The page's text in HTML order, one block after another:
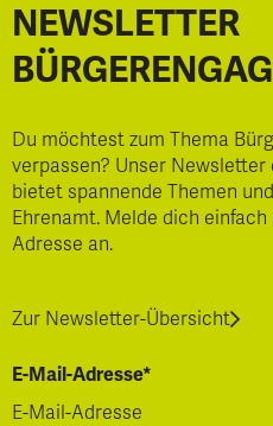
NEWSLETTER
Du möchtest zum Thema
verpassen? Unser
bietet spannende Themen
Ehrenamt. Melde dich
Adresse an.
Zur Newsletter-Übersicht
E-Mail-Adresse*